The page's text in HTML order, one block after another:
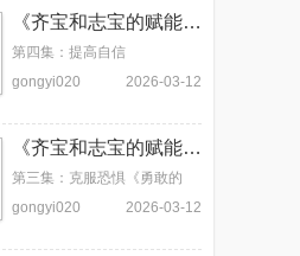
《齐宝和志宝的赋能小故事》 第四集：提高自信
第四集：提高自信
gongyi020
2026-03-12
《齐宝和志宝的赋能小故事》第三集：克服恐惧
第三集：克服恐惧《勇敢的
gongyi020 2026-03-12